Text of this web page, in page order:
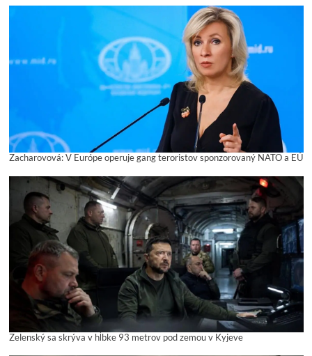
Zacharovová: V Európe operuje gang teroristov sponzorovaný NATO a EÚ
Zelenský sa skrýva v hĺbke 93 metrov pod zemou v Kyjeve